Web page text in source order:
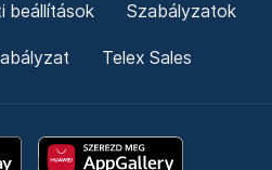
beállítások Szabályzatok
Telex Sales